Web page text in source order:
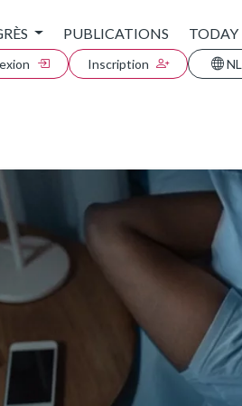
PUBLICATIONS TODAY
Inscription NL